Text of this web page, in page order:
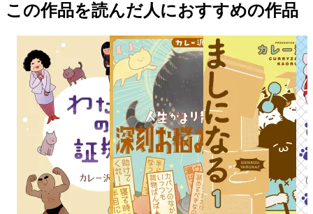
この作品を読んだ人におすすめの作品